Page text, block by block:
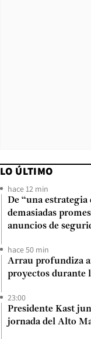
LO ÚLTIMO
hace 12 min
De “una estrategia
demasiadas
anuncios de
hace 50 min
Arrau profundiza
proyectos durante
23:00
Presidente Kast
jornada del Alto